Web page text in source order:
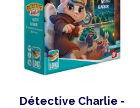
Détective Charlie -